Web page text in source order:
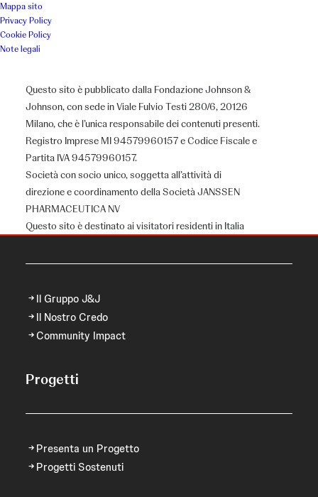
Mappa sito
Privacy Policy
Cookie Policy
Note legali
Questo sito è pubblicato dalla Fondazione Johnson &
Johnson, con sede in Viale Fulvio Testi 280/6, 20126
Milano, che è l’unica responsabile dei contenuti presenti.
Registro Imprese MI 94579960157 e Codice Fiscale e
Partita IVA 94579960157.
Società con socio unico, soggetta all’attività di
direzione e coordinamento della Società JANSSEN
PHARMACEUTICA NV
Questo sito è destinato ai visitatori residenti in Italia
Chi siamo
Il Gruppo J&J
Il Nostro Credo
Community Impact
Progetti
Presenta un Progetto
Progetti Sostenuti